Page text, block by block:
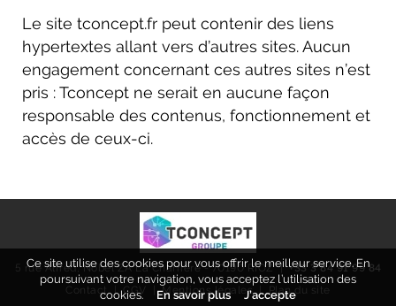
Le site tconcept.fr peut contenir des liens
hypertextes allant vers d’autres sites. Aucun
engagement concernant ces autres sites n’est
pris : Tconcept ne serait en aucune façon
responsable des contenus, fonctionnement et
accès de ceux-ci.
5 rue Alfred, Nobel ZA La Charrière - 70190 RIOZ |+33 3 84 91 99 84
Contact|CGV |Mentions légales|Plan du site
Ce site utilise des cookies pour vous offrir le meilleur service. En
poursuivant votre navigation, vous acceptez l’utilisation des
cookies.
En savoir plus J’accepte